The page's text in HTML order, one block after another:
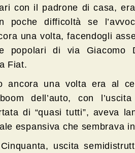
con il padrone di casa,
poche difficoltà se
una volta, facendogli
popolari di via Giacomo
Fiat.
ancora una volta era al
dell’auto, con
di “quasi tutti”, aveva
espansiva che sembrava
uscita